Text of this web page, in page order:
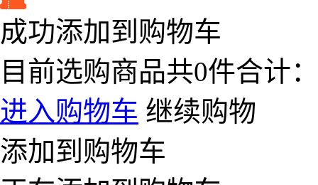
成功添加到购物车
目前选购商品共0件合计：
进入购物车 继续购物
添加到购物车